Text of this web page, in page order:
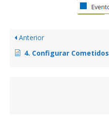
Anterior
4. Configurar Cometidos